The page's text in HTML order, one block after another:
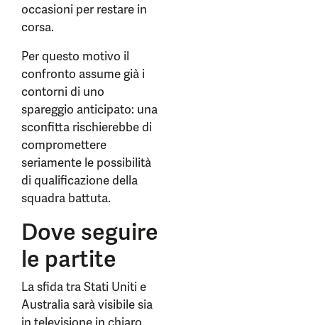
occasioni per restare in
corsa.
Per questo motivo il
confronto assume già i
contorni di uno
spareggio anticipato: una
sconfitta rischierebbe di
compromettere
seriamente le possibilità
di qualificazione della
squadra battuta.
Dove seguire
le partite
La sfida tra Stati Uniti e
Australia sarà visibile sia